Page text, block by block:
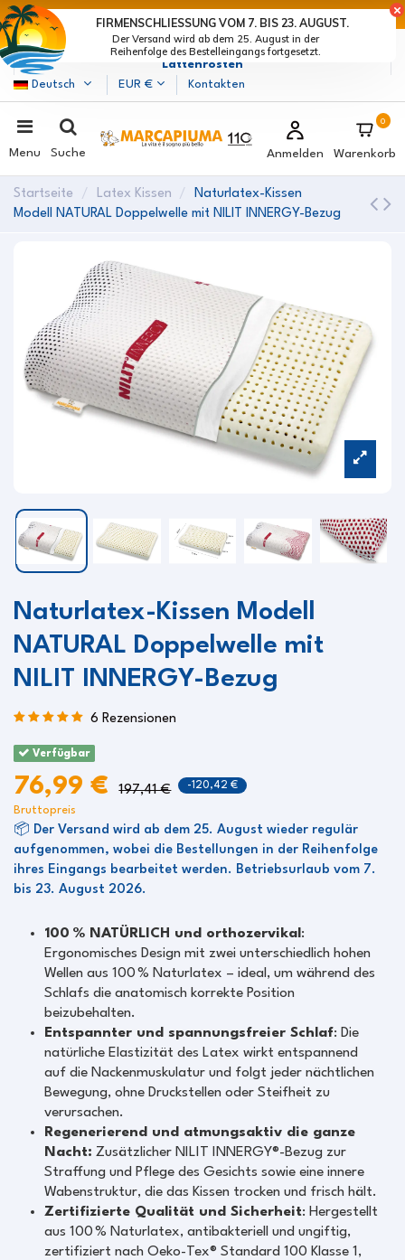
Marcapiuma| Hersteller von Matratzen, Kissen und
Lattenrosten
Deutsch
EUR € Kontakten
Menu Suche Anmelden
0
Warenkorb
Startseite Latex Kissen
Naturlatex-Kissen
Modell NATURAL Doppelwelle mit NILIT INNERGY-Bezug
Naturlatex-Kissen Modell
NATURAL Doppelwelle mit
NILIT INNERGY-Bezug
6 Rezensionen
Verfügbar
76,99 € 197,41 € -120,42 €
Bruttopreis
📦 Der Versand wird ab dem 25. August wieder regulär
aufgenommen, wobei die Bestellungen in der Reihenfolge
ihres Eingangs bearbeitet werden. Betriebsurlaub vom 7.
bis 23. August 2026.
100 % NATÜRLICH und orthozervikal :
Ergonomisches Design mit zwei unterschiedlich hohen
Wellen aus 100 % Naturlatex – ideal, um während des
Schlafs die anatomisch korrekte Position
beizubehalten.
Entspannter und spannungsfreier Schlaf: Die
natürliche Elastizität des Latex wirkt entspannend
auf die Nackenmuskulatur und folgt jeder nächtlichen
Bewegung, ohne Druckstellen oder Steifheit zu
verursachen.
Regenerierend und atmungsaktiv die ganze
Nacht: Zusätzlicher NILIT INNERGY®-Bezug zur
Straffung und Pflege des Gesichts sowie eine innere
Wabenstruktur, die das Kissen trocken und frisch hält.
Zertifizierte Qualität und Sicherheit: Hergestellt
aus 100 % Naturlatex, antibakteriell und ungiftig,
zertifiziert nach Oeko-Tex® Standard 100 Klasse 1,
Der Versand wird ab dem 25. August in der
Reihenfolge des Bestelleingangs fortgesetzt.
FIRMENSCHLIESSUNG VOM 7. BIS 23. AUGUST.